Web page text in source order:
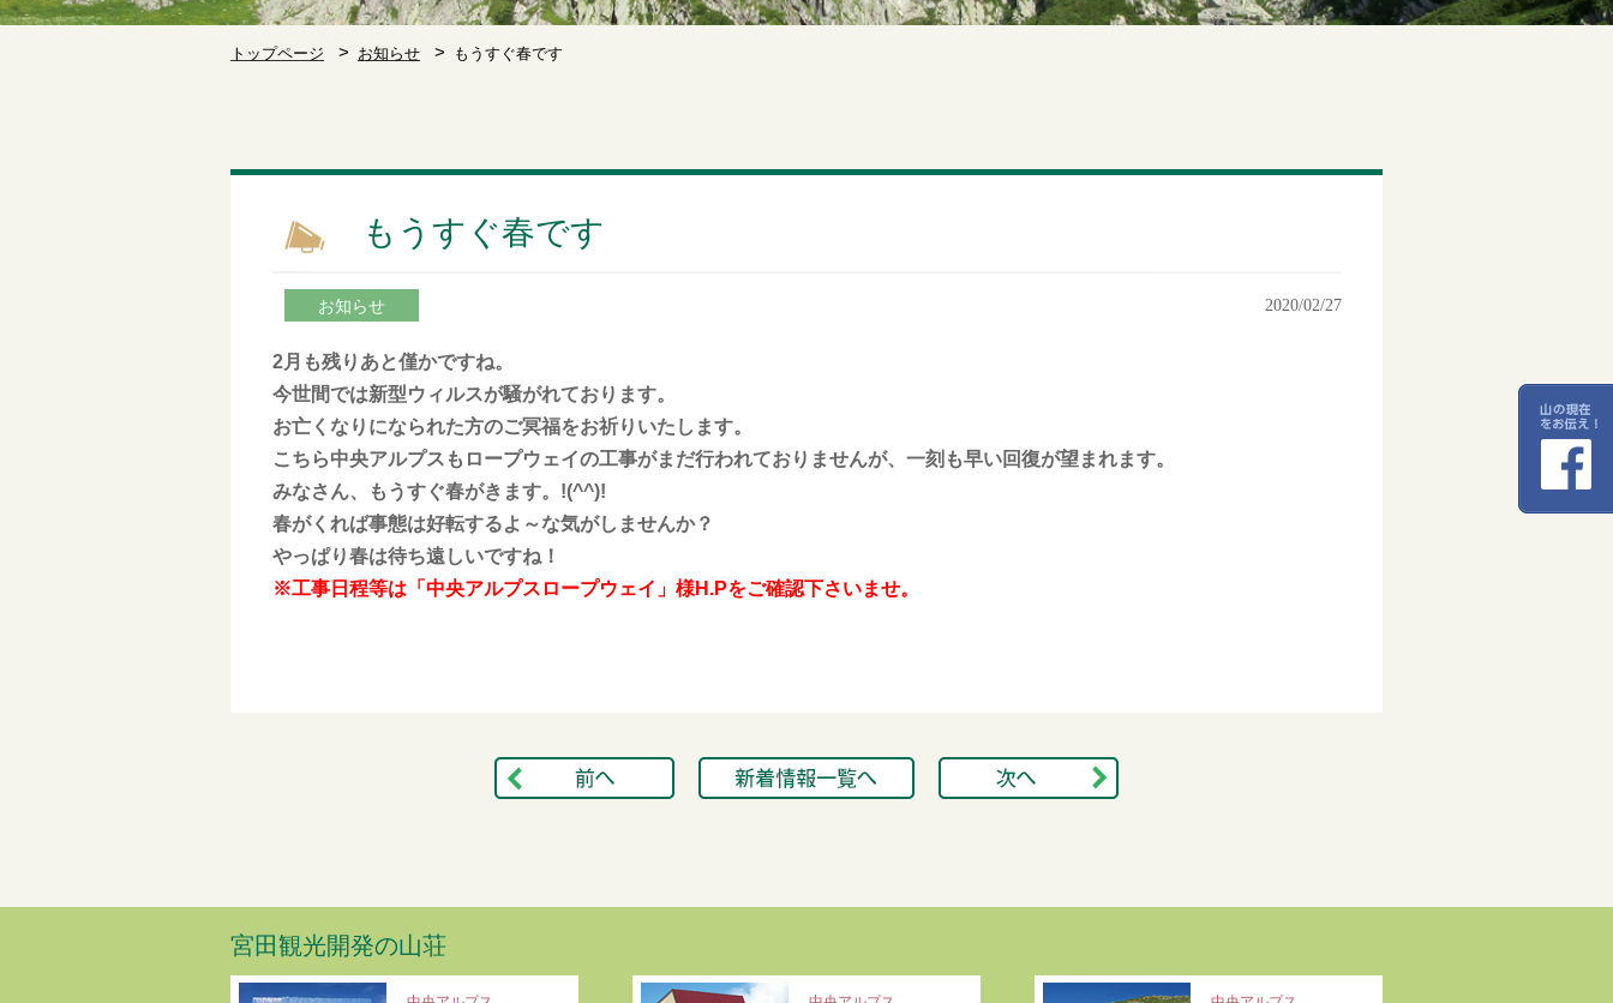
トップページ お知らせ もうすぐ春です
もうすぐ春です
2020/02/27
お知らせ
2月も残りあと僅かですね。
今世間では新型ウィルスが騒がれております。
お亡くなりになられた方のご冥福をお祈りいたします。
こちら中央アルプスもロープウェイの工事がまだ行われておりませんが、一刻も早い回復が望まれます。
みなさん、もうすぐ春がきます。!(^^)!
春がくれば事態は好転するよ～な気がしませんか？
やっぱり春は待ち遠しいですね！
※工事日程等は「中央アルプスロープウェイ」様H.Pをご確認下さいませ。
宮田観光開発の山荘